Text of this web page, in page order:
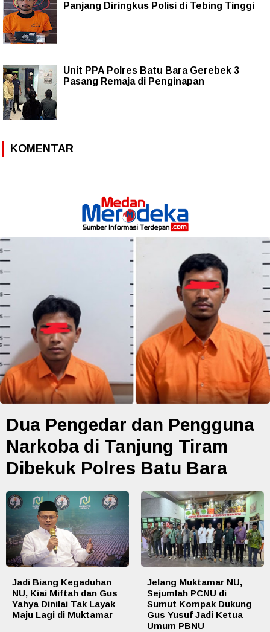
Panjang Diringkus Polisi di Tebing Tinggi
Unit PPA Polres Batu Bara Gerebek 3
Pasang Remaja di Penginapan
KOMENTAR
Dua Pengedar dan Pengguna
Narkoba di Tanjung Tiram
Dibekuk Polres Batu Bara
Jadi Biang Kegaduhan
NU, Kiai Miftah dan Gus
Yahya Dinilai Tak Layak
Maju Lagi di Muktamar
Jelang Muktamar NU,
Sejumlah PCNU di
Sumut Kompak Dukung
Gus Yusuf Jadi Ketua
Umum PBNU